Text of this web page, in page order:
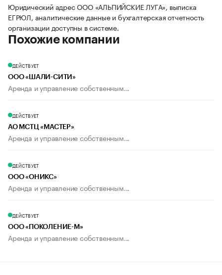
Юридический адрес ООО «АЛЬПИЙСКИЕ ЛУГА», выписка
ЕГРЮЛ, аналитические данные и бухгалтерская отчетность
организации доступны в системе.
Похожие компании
ДЕЙСТВУЕТ
ООО «ШАЛИ-СИТИ»
Аренда и управление собственным...
ДЕЙСТВУЕТ
АО МСТЦ «МАСТЕР»
Аренда и управление собственным...
ДЕЙСТВУЕТ
ООО «ОНИКС»
Аренда и управление собственным...
ДЕЙСТВУЕТ
ООО «ПОКОЛЕНИЕ-М»
Аренда и управление собственным...